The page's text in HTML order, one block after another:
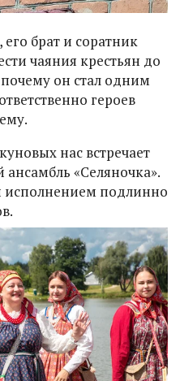
брат и соратник
чаяния крестьян до
он стал одним
героев
нас встречает
«Селяночка».
исполнением подлинно